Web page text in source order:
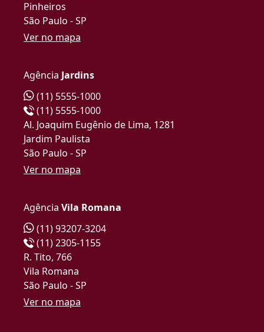
Pinheiros
São Paulo - SP
Ver no mapa
Agência Jardins
(11) 5555-1000
(11) 5555-1000
Al. Joaquim Eugênio de Lima, 1281
Jardim Paulista
São Paulo - SP
Ver no mapa
Agência Vila Romana
(11) 93207-3204
(11) 2305-1155
R. Tito, 766
Vila Romana
São Paulo - SP
Ver no mapa